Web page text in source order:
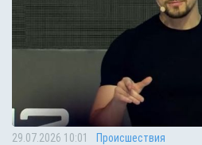
29.07.2026 10:01 Происшествия